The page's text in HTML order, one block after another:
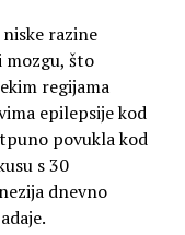
razine
mozgu, što
regijama
epilepsije kod
povukla kod
s 30
dnevno